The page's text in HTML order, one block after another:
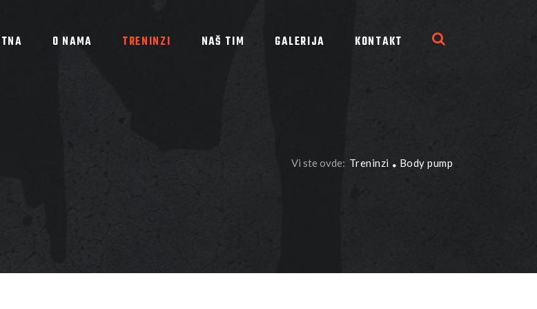
O NAMA TRENINZI NAŠ TIM GALERIJA KONTAKT
Vi ste ovde: Treninzi Body pump